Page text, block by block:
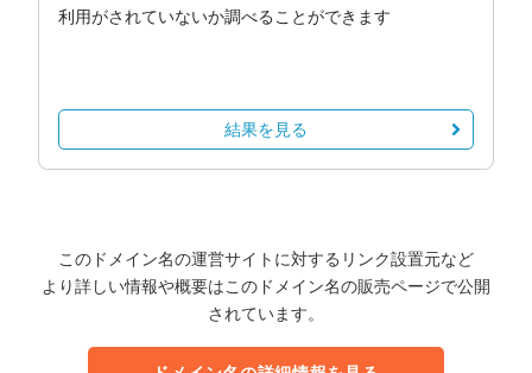
利用がされていないか調べることができます
結果を見る
このドメイン名の運営サイトに対するリンク設置元など
より詳しい情報や概要はこのドメイン名の販売ページで公開
されています。